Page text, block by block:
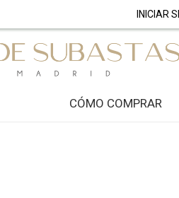
INICIAR
CÓMO COMPRAR